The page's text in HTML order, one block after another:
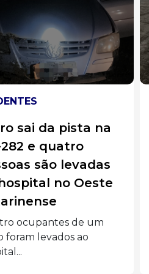
Dona Francisca
em alerta para
e
SC-418 pode
monitora um ponto
na Serra...